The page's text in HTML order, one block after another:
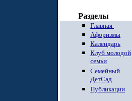
Разделы
Главная
Афоризмы
Календарь
Клуб молодой
семьи
Семейный
ДетСад
Публикации